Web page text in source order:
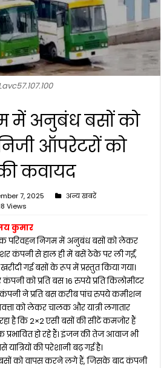
में अनुबंध बसों को
ऑपरेटरों को
कवायद
7, 2025
अन्य खबरें
Views
कुमार
परिवहन निगम में अनुबंध बसों को लेकर
कंपनी से हाल ही में बसें ठेके पर ली गईं,
गई बसों के रूप में प्रस्तुत किया गया।
को प्रति बस 16 रुपये प्रति किलोमीटर
ने प्रति बस करीब पांच रुपये कमीशन
को लेकर चालक और यात्री लगातार
है कि 2×2 एसी बसों की सीटें कमजोर हैं
प्रभावित हो रहे हैं। इंजन की तेज आवाज भी
की परेशानी बढ़ गई है।
बसों को वापस करने लगे हैं, जिसके बाद कंपनी